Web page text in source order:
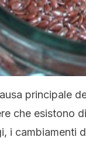
principale
che esistono
i cambiamenti